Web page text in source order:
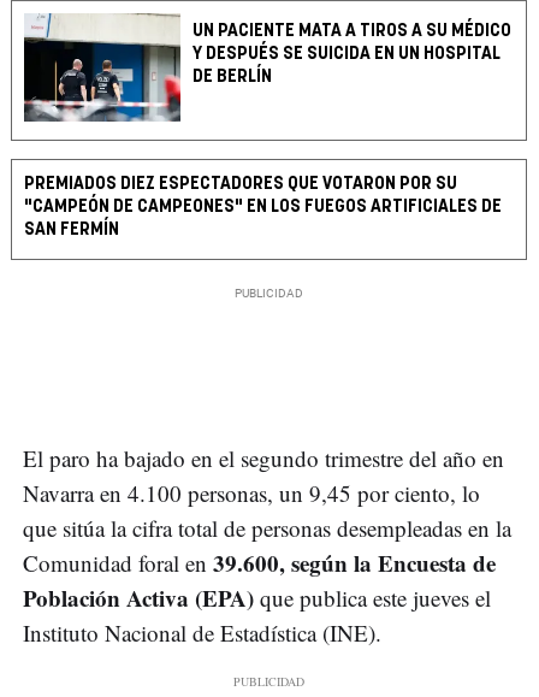
UN PACIENTE MATA A TIROS A SU MÉDICO
Y DESPUÉS SE SUICIDA EN UN HOSPITAL
DE BERLÍN
PREMIADOS DIEZ ESPECTADORES QUE VOTARON POR SU
"CAMPEÓN DE CAMPEONES" EN LOS FUEGOS ARTIFICIALES DE
SAN FERMÍN
El paro ha bajado en el segundo trimestre del año en
Navarra en 4.100 personas, un 9,45 por ciento, lo
que sitúa la cifra total de personas desempleadas en la
Comunidad foral en 39.600, según la Encuesta de
Población Activa (EPA) que publica este jueves el
Instituto Nacional de Estadística (INE).